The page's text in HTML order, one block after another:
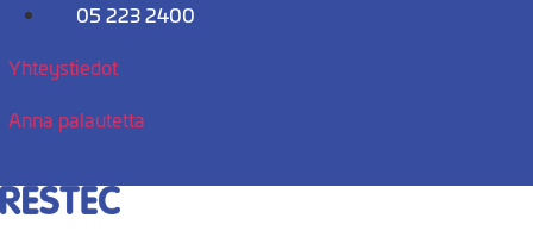
Mene
05 223 2400
Yhteystiedot
Anna palautetta